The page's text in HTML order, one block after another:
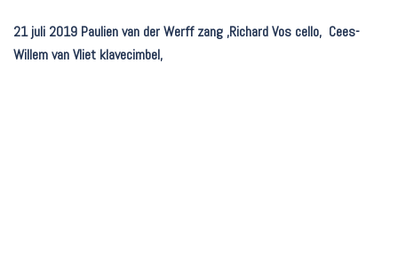
21 juli 2019 Paulien van der Werff zang ,Richard Vos cello, Cees-
Willem van Vliet klavecimbel,